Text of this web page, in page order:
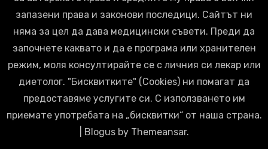
запазени права и законови последици. Сайтът ни
няма за цел да дава медицински съвети. Преди да
започнете каквато и да е програма или хранителен
режим, моля консултирайте се с личния си лекар или
диетолог. "Бисквитките" (Cookies) ни помагат да
предоставяме услугите си. С използването им
приемате употребата на „бисквитки“ от наша страна.
Blogusby Themeansar.